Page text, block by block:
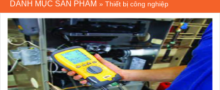
DANH MỤC SẢN PHẨM » Thiết bị công nghiệp